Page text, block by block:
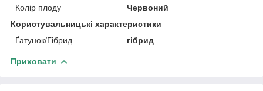
Колір плоду
Червоний
Користувальницькі характеристики
Ґатунок/Гібрид
гібрид
Приховати